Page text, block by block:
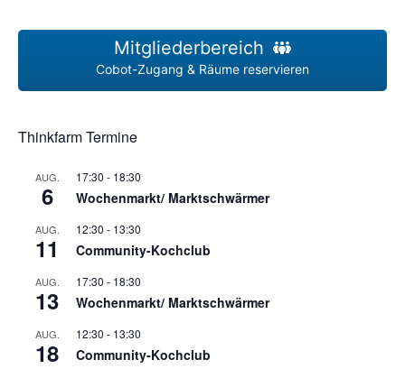
Mitgliederbereich
Cobot-Zugang & Räume reservieren
Thinkfarm Termine
AUG.
6
17:30 - 18:30
Wochenmarkt/ Marktschwärmer
AUG.
11
12:30 - 13:30
Community-Kochclub
AUG.
13
17:30 - 18:30
Wochenmarkt/ Marktschwärmer
AUG.
18
12:30 - 13:30
Community-Kochclub